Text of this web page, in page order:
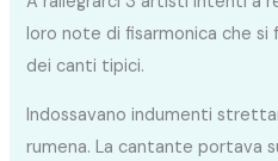
loro note di fisarmonica che si
dei canti tipici.
Indossavano indumenti
rumena. La cantante portava